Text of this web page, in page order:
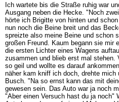
Ich wartete bis die Straße ruhig war
Ausgang neben die Hecke. "Noch
hörte ich Brigitte von hinten und
nun noch die Beine breit und das
spreizte also meine Beine und schon
großen Freund. Kaum begann sie mir
die ersten Lichter eines Wagens
zusammen und blieb erst mal
so geil und wollte es darauf
näher kam kniff ich doch, drehte
Busch. "Na so ernst kann das mit
gewesen sein. Das Auto war ja noch
"Aber einen Versuch hast du ja noch"